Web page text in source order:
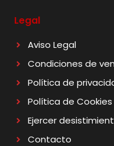
Legal
Aviso Legal
Condiciones de
Política de
Política de Cookies
Ejercer
Contacto